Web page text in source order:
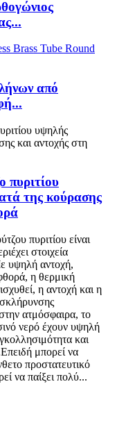
από
πυριτίου
της κούρασης
πυριτίου είναι
στοιχεία
υψηλή αντοχή,
η θερμική
η αντοχή και η
ατμόσφαιρα, το
νερό έχουν υψηλή
και
μπορεί να
προστατευτικό
να παίξει πολύ...